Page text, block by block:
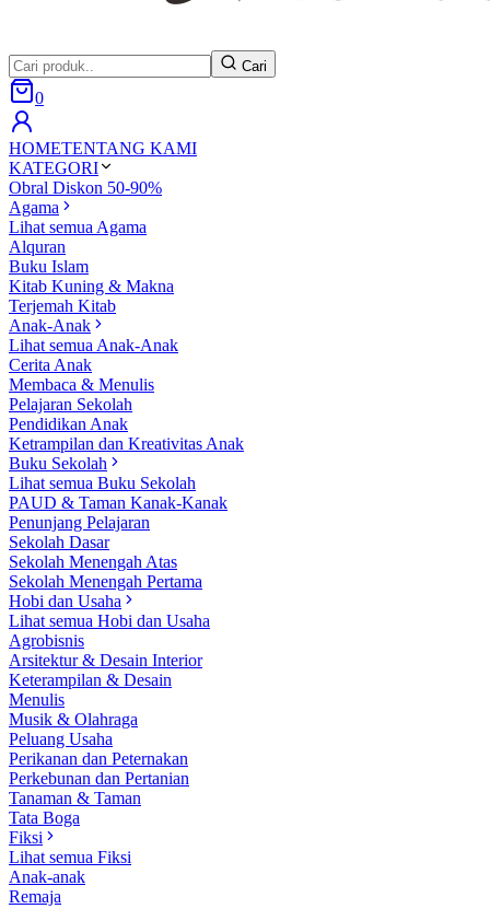
Cari
0
HOMETENTANG KAMI
KATEGORI
Obral Diskon 50-90%
Agama
Lihat semua Agama
Alquran
Buku Islam
Kitab Kuning & Makna
Terjemah Kitab
Anak-Anak
Lihat semua Anak-Anak
Cerita Anak
Membaca & Menulis
Pelajaran Sekolah
Pendidikan Anak
Ketrampilan dan Kreativitas Anak
Buku Sekolah
Lihat semua Buku Sekolah
PAUD & Taman Kanak-Kanak
Penunjang Pelajaran
Sekolah Dasar
Sekolah Menengah Atas
Sekolah Menengah Pertama
Hobi dan Usaha
Lihat semua Hobi dan Usaha
Agrobisnis
Arsitektur & Desain Interior
Keterampilan & Desain
Menulis
Musik & Olahraga
Peluang Usaha
Perikanan dan Peternakan
Perkebunan dan Pertanian
Tanaman & Taman
Tata Boga
Fiksi
Lihat semua Fiksi
Anak-anak
Remaja